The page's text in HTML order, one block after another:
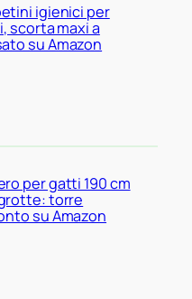
igienici per
scorta maxi a
su Amazon
per gatti 190 cm
torre
su Amazon